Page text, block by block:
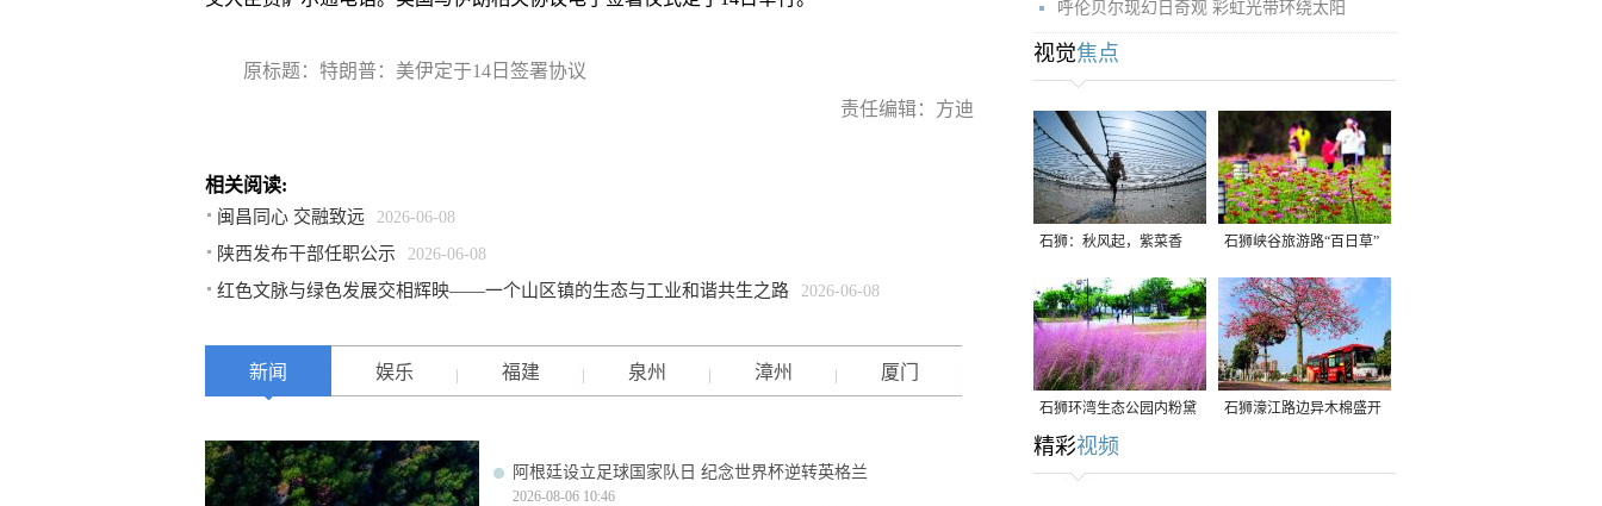
原标题：特朗普：美伊定于14日签署协议
责任编辑：方迪
相关阅读:
闽昌同心 交融致远 2026-06-08
陕西发布干部任职公示 2026-06-08
红色文脉与绿色发展交相辉映——一个山区镇的生态与工业和谐共生之路 2026-06-08
新闻 娱乐 福建 泉州 漳州 厦门
阿根廷设立足球国家队日 纪念世界杯逆转英格兰
2026-08-06 10:46
呼伦贝尔现幻日奇观 彩虹光带环绕太阳
视觉焦点
石狮：秋风起，紫菜香 石狮峡谷旅游路“百日草”
争相斗艳
石狮环湾生态公园内粉黛
乱子草盛放
石狮濠江路边异木棉盛开
精彩视频